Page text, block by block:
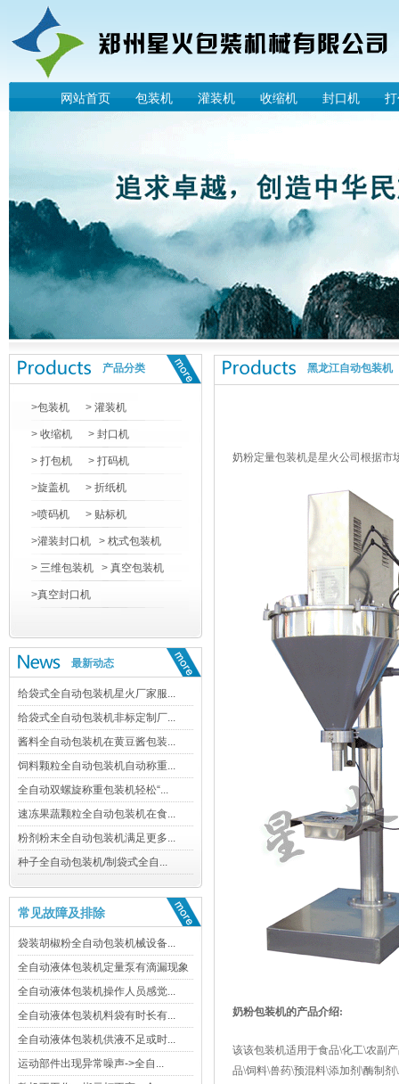
网站首页 包装机 灌装机 收缩机 封口机
产品分类
>包装机 > 灌装机
> 收缩机 > 封口机
> 打包机 > 打码机
>旋盖机 > 折纸机
>喷码机 > 贴标机
>灌装封口机 > 枕式包装机
> 三维包装机 > 真空包装机
>真空封口机
最新动态
常见故障及排除
黑龙江自动包装机
奶粉定量包装机是星火公司根据市
奶粉包装机的产品介绍:
该该包装机适用于食品\化工\农副
品\饲料\兽药\预混料\添加剂\酶制